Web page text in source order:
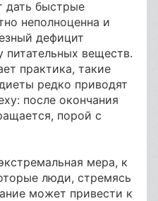
дать быстрые
неполноценна и
дефицит
веществ.
практика, такие
редко приводят
после окончания
порой с
мера, к
люди, стремясь
может привести к